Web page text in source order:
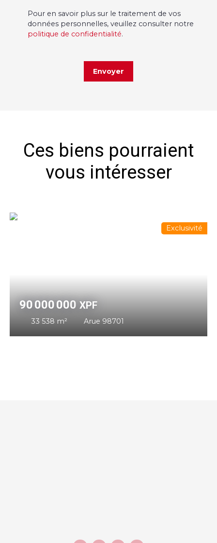
Pour en savoir plus sur le traitement de vos
données personnelles, veuillez consulter notre
politique de confidentialité.
Envoyer
Ces biens pourraient
vous intéresser
90 000 000XPF
33 538 m² Arue 98701
Exclusivité